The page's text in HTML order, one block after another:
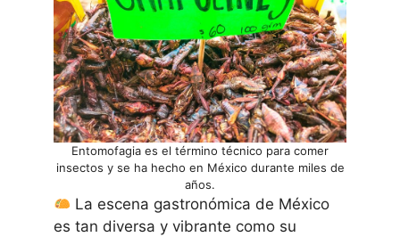
Entomofagia es el término técnico para comer
insectos y se ha hecho en México durante miles de
años.
La escena gastronómica de México
es tan diversa y vibrante como su